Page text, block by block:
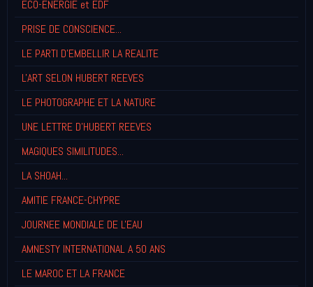
ECO-ENERGIE et EDF
PRISE DE CONSCIENCE...
LE PARTI D'EMBELLIR LA REALITE
L'ART SELON HUBERT REEVES
LE PHOTOGRAPHE ET LA NATURE
UNE LETTRE D'HUBERT REEVES
MAGIQUES SIMILITUDES...
LA SHOAH...
AMITIE FRANCE-CHYPRE
JOURNEE MONDIALE DE L'EAU
AMNESTY INTERNATIONAL A 50 ANS
LE MAROC ET LA FRANCE